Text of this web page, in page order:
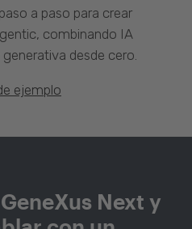
a paso para crear
combinando IA
desde cero.
ejemplo
Next y